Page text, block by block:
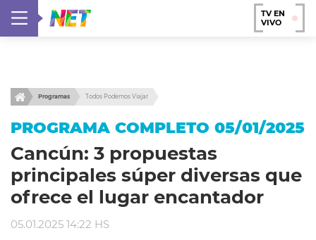
TV EN
VIVO
Programas Todos Podemos Viajar
PROGRAMA COMPLETO 05/01/2025
Cancún: 3 propuestas
principales súper diversas que
ofrece el lugar encantador
05.01.2025 14:22 HS